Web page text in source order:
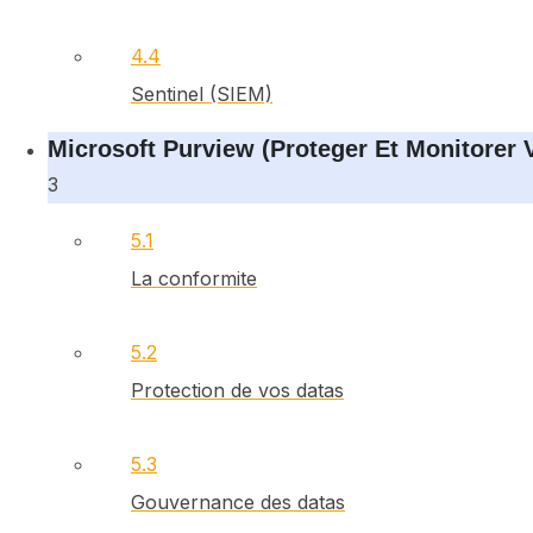
4.4
Sentinel (SIEM)
Microsoft Purview (proteger Et Monitorer
3
5.1
La conformite
5.2
Protection de vos datas
5.3
Gouvernance des datas